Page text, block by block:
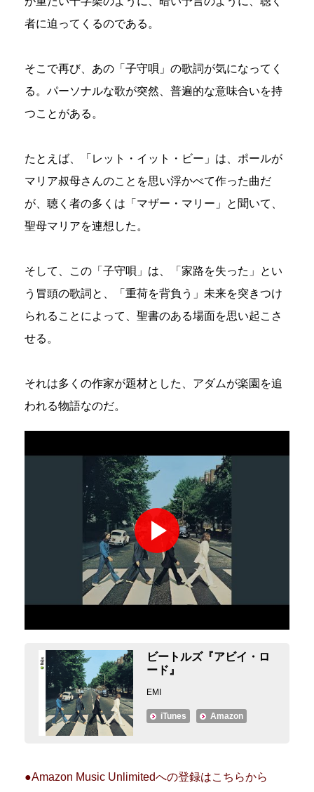
者に迫ってくるのである。
そこで再び、あの「子守唄」の歌詞が気になってく
る。パーソナルな歌が突然、普遍的な意味合いを持
つことがある。
たとえば、「レット・イット・ビー」は、ポールが
マリア叔母さんのことを思い浮かべて作った曲だ
が、聴く者の多くは「マザー・マリー」と聞いて、
聖母マリアを連想した。
そして、この「子守唄」は、「家路を失った」とい
う冒頭の歌詞と、「重荷を背負う」未来を突きつけ
られることによって、聖書のある場面を思い起こさ
せる。
それは多くの作家が題材とした、アダムが楽園を追
われる物語なのだ。
ビートルズ『アビイ・ロ
ード』
EMI
iTunes Amazon
●Amazon Music Unlimitedへの登録はこちらから